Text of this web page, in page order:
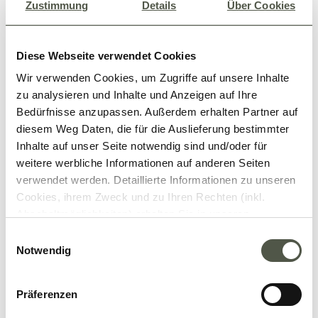
Zustimmung Details Über Cookies
Diese Webseite verwendet Cookies
Wir verwenden Cookies, um Zugriffe auf unsere Inhalte
zu analysieren und Inhalte und Anzeigen auf Ihre
Bedürfnisse anzupassen. Außerdem erhalten Partner auf
diesem Weg Daten, die für die Auslieferung bestimmter
Inhalte auf unser Seite notwendig sind und/oder für
weitere werbliche Informationen auf anderen Seiten
verwendet werden. Detaillierte Informationen zu unseren
Cookies, ihrem Zweck und zu Ihren Rechten (inkl.
Mithilfe des Browser-Add-ons zur Deaktivierung von
Google Analytics-JavaScript (ga.js, analytics.js, dc.js)
können Website-Besucher verhindern, dass Google
Notwendig
Präferenzen